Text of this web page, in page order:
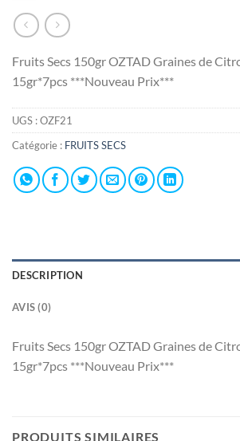
Fruits Secs 150gr OZTAD Graines de
15gr*7pcs ***Nouveau Prix***
UGS :OZF21
Catégorie : FRUITS SECS
DESCRIPTION
AVIS (0)
Fruits Secs 150gr OZTAD Graines de
15gr*7pcs ***Nouveau Prix***
PRODUITS SIMILAIRES